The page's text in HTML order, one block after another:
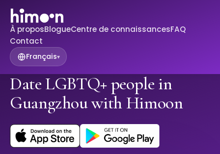
À proposBlogueCentre de connaissancesFAQ
Contact
Français▾
Date LGBTQ+ people in
Guangzhou with Himoon